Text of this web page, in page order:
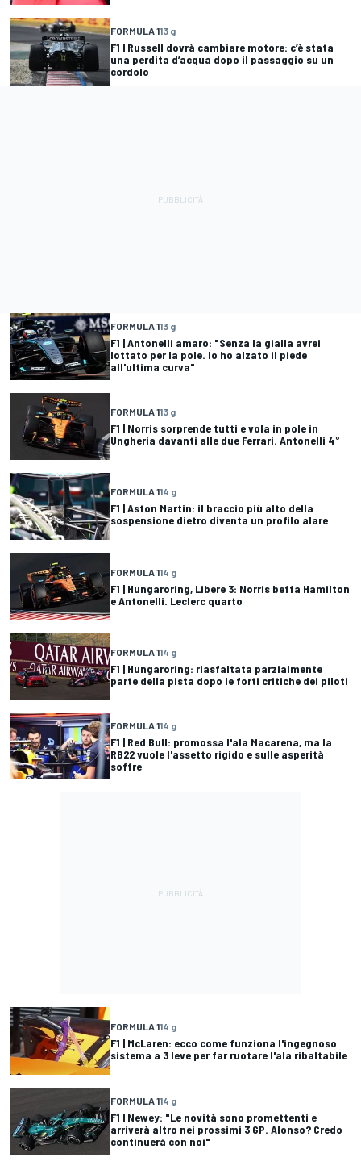
FORMULA 113 g
F1 | Russell dovrà cambiare motore: c’è stata
una perdita d’acqua dopo il passaggio su un
cordolo
FORMULA 113 g
F1 | Antonelli amaro: "Senza la gialla avrei
lottato per la pole. Io ho alzato il piede
all'ultima curva"
FORMULA 113 g
F1 | Norris sorprende tutti e vola in pole in
Ungheria davanti alle due Ferrari. Antonelli 4°
FORMULA 114 g
F1 | Aston Martin: il braccio più alto della
sospensione dietro diventa un profilo alare
FORMULA 114 g
F1 | Hungaroring, Libere 3: Norris beffa Hamilton
e Antonelli. Leclerc quarto
FORMULA 114 g
F1 | Hungaroring: riasfaltata parzialmente
parte della pista dopo le forti critiche dei piloti
FORMULA 114 g
F1 | Red Bull: promossa l'ala Macarena, ma la
RB22 vuole l'assetto rigido e sulle asperità
soffre
FORMULA 114 g
F1 | McLaren: ecco come funziona l'ingegnoso
sistema a 3 leve per far ruotare l'ala ribaltabile
FORMULA 114 g
F1 | Newey: "Le novità sono promettenti e
arriverà altro nei prossimi 3 GP. Alonso? Credo
continuerà con noi"